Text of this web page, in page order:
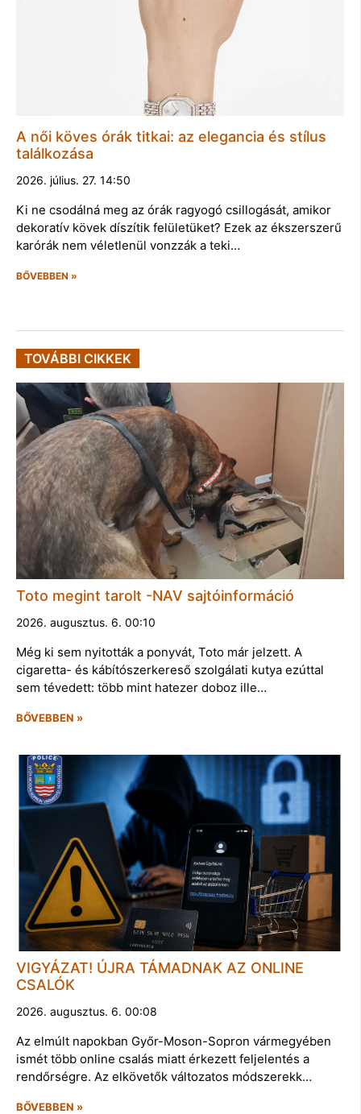
A női köves órák titkai: az elegancia és stílus
találkozása
2026. július. 27. 14:50
Ki ne csodálná meg az órák ragyogó csillogását, amikor
dekoratív kövek díszítik felületüket? Ezek az ékszerszerű
karórák nem véletlenül vonzzák a teki…
BŐVEBBEN »
TOVÁBBI CIKKEK
Toto megint tarolt -NAV sajtóinformáció
2026. augusztus. 6. 00:10
Még ki sem nyitották a ponyvát, Toto már jelzett. A
cigaretta- és kábítószerkereső szolgálati kutya ezúttal
sem tévedett: több mint hatezer doboz ille…
BŐVEBBEN »
VIGYÁZAT! ÚJRA TÁMADNAK AZ ONLINE
CSALÓK
2026. augusztus. 6. 00:08
Az elmúlt napokban Győr-Moson-Sopron vármegyében
ismét több online csalás miatt érkezett feljelentés a
rendőrségre. Az elkövetők változatos módszerekk…
BŐVEBBEN »